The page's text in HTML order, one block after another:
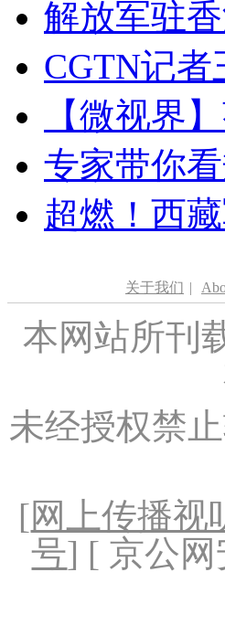
解放军驻
CGTN记
【微视界
专家带你
超燃！西
关于我们 |
本网站所刊
未经授权禁
[网上传播视
号] [ 京公网